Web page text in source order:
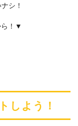
シ！
ら！▼
しよう！